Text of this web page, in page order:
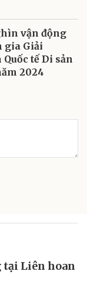
vận động
gia Giải
tế Di sản
2024
tại Liên hoan